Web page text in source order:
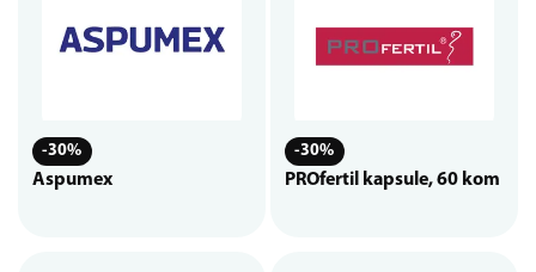
-30%
Aspumex
-30%
PROfertil kapsule, 60 kom